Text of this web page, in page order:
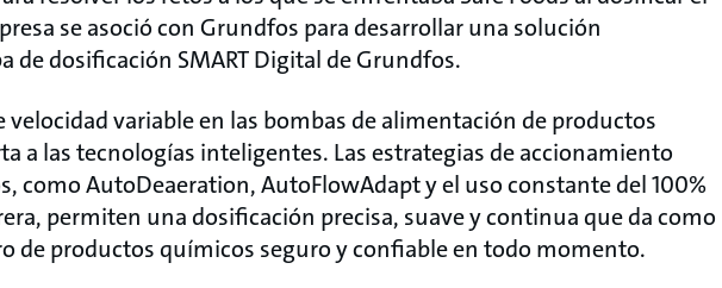
se asoció con Grundfos para desarrollar una solución
de dosificación SMART Digital de Grundfos.
velocidad variable en las bombas de alimentación de productos
a las tecnologías inteligentes. Las estrategias de accionamiento
como AutoDeaeration, AutoFlowAdapt y el uso constante del 100%
permiten una dosificación precisa, suave y continua que da como
de productos químicos seguro y confiable en todo momento.